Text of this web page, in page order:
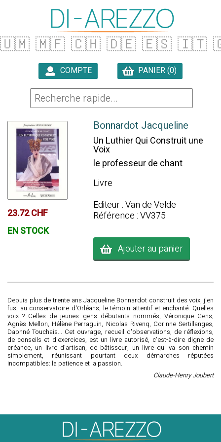
🇺🇲 🇲🇫 🇨🇭 🇩🇪 🇪🇸 🇮🇹
COMPTE PANIER (0)
23.72 CHF
EN STOCK
Bonnardot Jacqueline
Un Luthier Qui Construit une
Voix
le professeur de chant
Livre
Editeur : Van de Velde
Référence : VV375
Ajouter au panier
Depuis plus de trente ans Jacqueline Bonnardot construit des voix, j'en
fus, au conservatoire d'Orléans, le témoin attentif et enchanté. Quelles
voix ? Celles de jeunes gens débutants nommés, Véronique Gens,
Agnès Mellon, Hélène Perraguin, Nicolas Rivenq, Corinne Sertillanges,
Daphné Touchais... Cet ouvrage, recueil d'observations, de réflexions,
de conseils et d'exercices, est un livre autorisé, c'est-à-dire digne de
créance, un livre d'artisan, de bâtisseur, un livre qui va son chemin
simplement, réunissant pourtant deux démarches réputées
incompatibles: la patience et la passion.
Claude-Henry Joubert